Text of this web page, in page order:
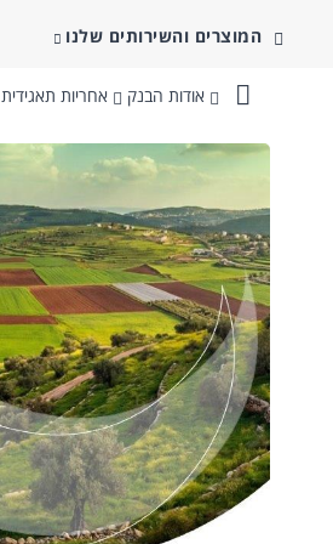
המוצרים והשירותים שלנו
מזרחי-טפחות
אודות הבנק אחריות תאגידית